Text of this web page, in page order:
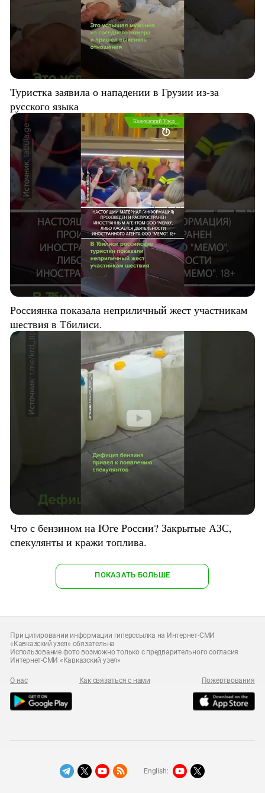
Туристка заявила о нападении в Грузии из-за
русского языка
Россиянка показала неприличный жест участникам
шествия в Тбилиси.
Что с бензином на Юге России? Закрытые АЗС,
спекулянты и кражи топлива.
ПОКАЗАТЬ БОЛЬШЕ
При цитировании информации гиперссылка на Интернет-СМИ
«Кавказский узел» обязательна
Использование фото возможно только с предварительного согласия
Интернет-СМИ «Кавказский узел»
О нас Как связаться с нами Пожертвования
English: